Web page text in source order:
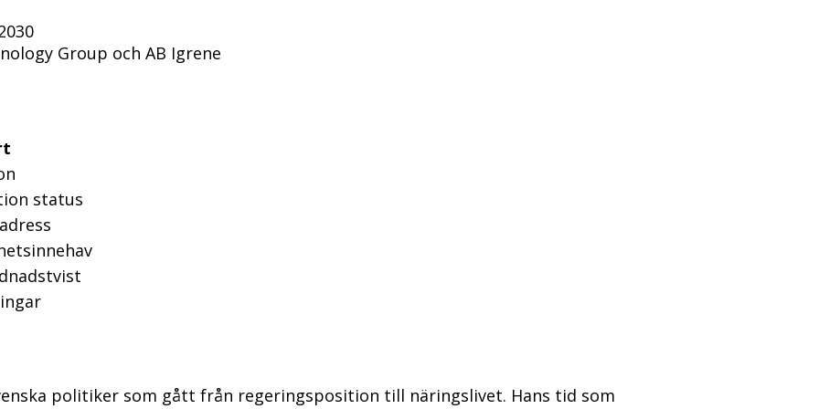
Group och AB Igrene
status
politiker som gått från regeringsposition till näringslivet. Hans tid som